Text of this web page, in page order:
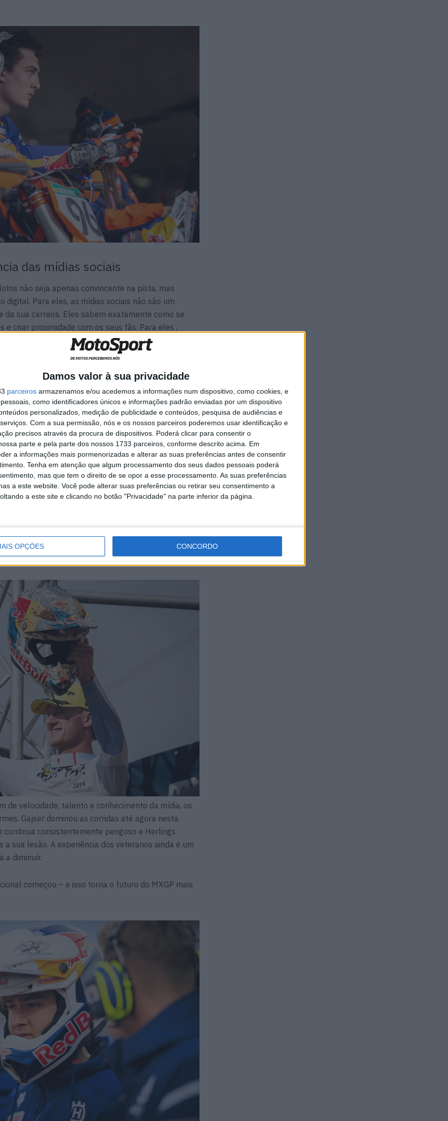
Damos valor à sua privacidade
parceiros armazenamos e/ou acedemos a informações num dispositivo, como cookies, e
como identificadores únicos e informações padrão enviadas por um dispositivo
personalizados, medição de publicidade e conteúdos, pesquisa de audiências e
Com a sua permissão, nós e os nossos parceiros poderemos usar identificação e
precisos através da procura de dispositivos. Poderá clicar para consentir o
parte e pela parte dos nossos 1733 parceiros, conforme descrito acima. Em
a informações mais pormenorizadas e alterar as suas preferências antes de consentir
Tenha em atenção que algum processamento dos seus dados pessoais poderá
mas que tem o direito de se opor a esse processamento. As suas preferências
a este website. Você pode alterar suas preferências ou retirar seu consentimento a
a este site e clicando no botão "Privacidade" na parte inferior da página.
OPÇÕES CONCORDO
das mídias sociais
não seja apenas convincente na pista, mas
digital. Para eles, as mídias sociais não são um
sua carreira. Eles sabem exatamente como se
e criar proximidade com os seus fãs. Para eles ,
ou YouTube são mais do que apenas entretenimento
e construir marcas.
das
MotoGP: Tensão entre KTM e
Viñales? Steiner admite
‘fricção’ entre as partes
7 AGOSTO, 2026
no Instagram, ainda está à frente – também
quanto tempo? Talentos como Coenen, de Wolf e
comunicando-se mais diretamente, agindo de
público-alvo mais jovem, interessado nas
mesmo fora das corridas.
de velocidade, talento e conhecimento da mídia, os
Gajser dominou as corridas até agora nesta
continua consistentemente perigoso e Herlings
sua lesão. A experiência dos veteranos ainda é um
a diminuír.
começou – e isso torna o futuro do MXGP mais